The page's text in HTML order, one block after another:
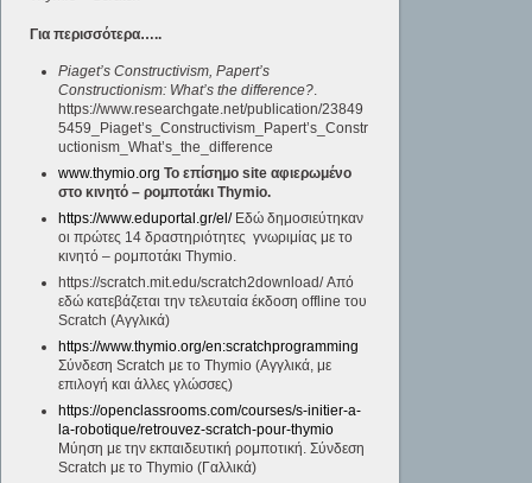
Για περισσότερα…..
Piaget’s Constructivism, Papert’s
Constructionism: What’s the difference?.
https://www.researchgate.net/publication/23849
5459_Piaget’s_Constructivism_Papert’s_Constr
uctionism_What’s_the_difference
www.thymio.org Το επίσημοsite αφιερωμένο
στο κινητό – ρομποτάκιThymio.
https://www.eduportal.gr/el/Εδώ δημοσιεύτηκαν
οι πρώτες 14 δραστηριότητες γνωριμίας με το
κινητό – ρομποτάκι Thymio.
https://scratch.mit.edu/scratch2download/ Από
εδώ κατεβάζεται την τελευταία έκδοση offline του
Scratch (Αγγλικά)
https://www.thymio.org/en:scratchprogramming
Σύνδεση Scratch με το Thymio (Αγγλικά, με
επιλογή και άλλες γλώσσες)
https://openclassrooms.com/courses/s-initier-a-
la-robotique/retrouvez-scratch-pour-thymio
Μύηση με την εκπαιδευτική ρομποτική. Σύνδεση
Scratch με το Thymio (Γαλλικά)